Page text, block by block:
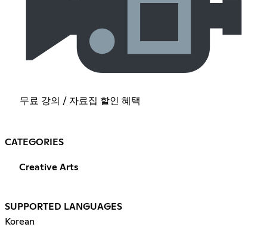
무료 강의 / 자료집 할인 혜택
CATEGORIES
Creative Arts
SUPPORTED LANGUAGES
Korean